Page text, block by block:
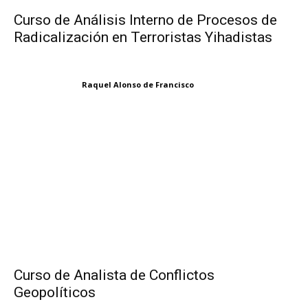
Curso de Análisis Interno de Procesos de
Radicalización en Terroristas Yihadistas
Raquel Alonso de Francisco
Curso de Analista de Conflictos
Geopolíticos